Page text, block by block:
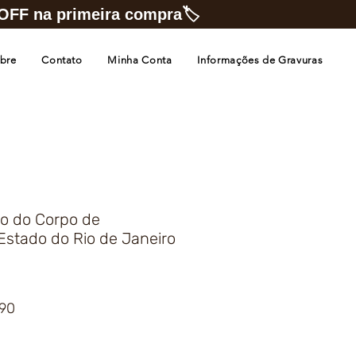
Contato Minha Conta Informações de Gravuras
OFF na primeira compra🏷️
do Corpo de
do Rio de Janeiro